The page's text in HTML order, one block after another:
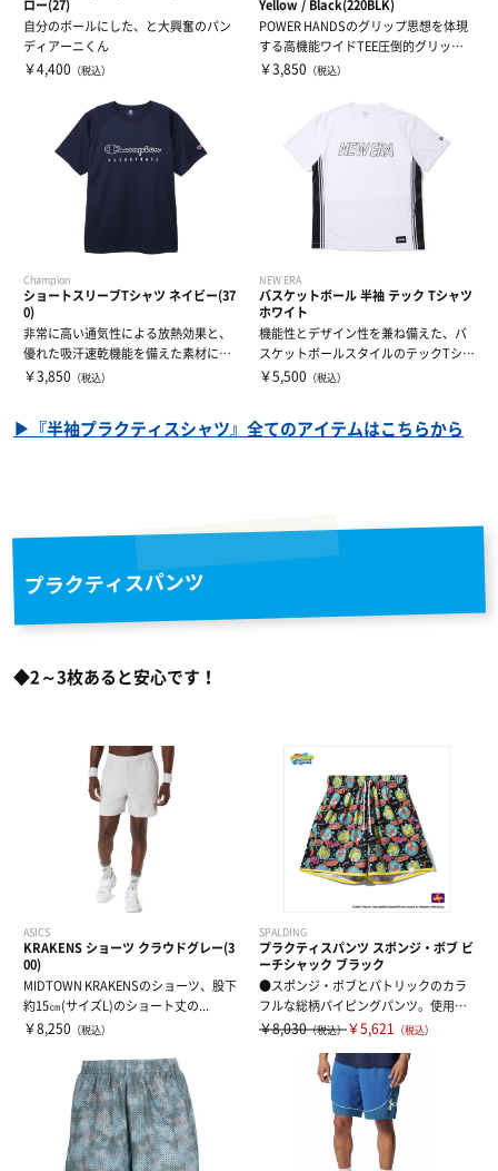
コート
レディース＆ジュニア
リカバリーウェア
その他
ケア・コンディション
ロー(27)
自分のボールにした、と大興奮のパン
ディアーニくん
￥4,400 （税込）
Yellow / Black(220BLK)
POWER HANDSのグリップ思想を体現
する高機能ワイドTEE圧倒的グリップ
性...
￥3,850 （税込）
Champion
ショートスリーブTシャツ ネイビー(37
0)
非常に高い通気性による放熱効果と、
優れた吸汗速乾機能を備えた素材に、
汗によるニオ...
￥3,850 （税込）
NEW ERA
バスケットボール 半袖 テック Tシャツ
ホワイト
機能性とデザイン性を兼ね備えた、バ
スケットボールスタイルのテックTシャ
ツ。ニュー...
￥5,500 （税込）
▶『半袖プラクティスシャツ』全てのアイテムはこちらから
プラクティスパンツ
◆2～3枚あると安心です！
ASICS
KRAKENS ショーツ クラウドグレー(3
00)
MIDTOWN KRAKENSのショーツ、股下
約15㎝(サイズL)のショート丈の...
￥8,250 （税込）
SPALDING
プラクティスパンツ スポンジ・ボブ ビ
ーチシャック ブラック
●スポンジ・ボブとパトリックのカラ
フルな総柄パイピングパンツ。使用済
みペットボト...
￥8,030（税込） ￥5,621 （税込）